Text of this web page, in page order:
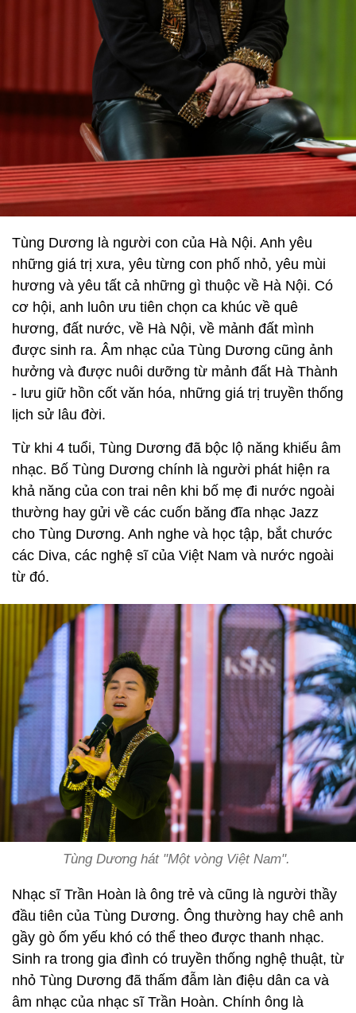
Tùng Dương là người con của Hà Nội. Anh yêu
những giá trị xưa, yêu từng con phố nhỏ, yêu mùi
hương và yêu tất cả những gì thuộc về Hà Nội. Có
cơ hội, anh luôn ưu tiên chọn ca khúc về quê
hương, đất nước, về Hà Nội, về mảnh đất mình
được sinh ra. Âm nhạc của Tùng Dương cũng ảnh
hưởng và được nuôi dưỡng từ mảnh đất Hà Thành
- lưu giữ hồn cốt văn hóa, những giá trị truyền thống
lịch sử lâu đời.
Từ khi 4 tuổi, Tùng Dương đã bộc lộ năng khiếu âm
nhạc. Bố Tùng Dương chính là người phát hiện ra
khả năng của con trai nên khi bố mẹ đi nước ngoài
thường hay gửi về các cuốn băng đĩa nhạc Jazz
cho Tùng Dương. Anh nghe và học tập, bắt chước
các Diva, các nghệ sĩ của Việt Nam và nước ngoài
từ đó.
Tùng Dương hát "Một vòng Việt Nam".
Nhạc sĩ Trần Hoàn là ông trẻ và cũng là người thầy
đầu tiên của Tùng Dương. Ông thường hay chê anh
gầy gò ốm yếu khó có thể theo được thanh nhạc.
Sinh ra trong gia đình có truyền thống nghệ thuật, từ
nhỏ Tùng Dương đã thấm đẫm làn điệu dân ca và
âm nhạc của nhạc sĩ Trần Hoàn. Chính ông là